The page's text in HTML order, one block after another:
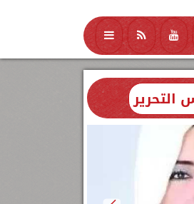
منوعات محافظات
التحرير